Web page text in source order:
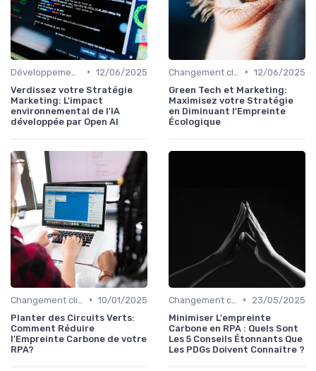
• 12/06/2025
Verdissez votre Stratégie
Marketing: L'impact
environnemental de l'IA
développée par Open AI
• 12/06/2025
Green Tech et Marketing:
Maximisez votre Stratégie
en Diminuant l'Empreinte
Écologique
• 10/01/2025
Planter des Circuits Verts:
Comment Réduire
l'Empreinte Carbone de votre
RPA?
•
23/05/2025
Minimiser L'empreinte
Carbone en RPA : Quels Sont
Les 5 Conseils Étonnants Que
Les PDGs Doivent Connaître ?